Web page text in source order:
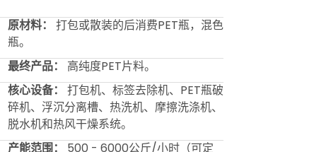
原材料：
打包或散装的后消费PET瓶，混色
瓶。
最终产品：
高纯度PET片料。
核心设备：
打包机、标签去除机、PET瓶破
碎机、浮沉分离槽、热洗机、摩擦洗涤机、
脱水机和热风干燥系统。
产能范围：
500 - 6000公斤/小时（可定